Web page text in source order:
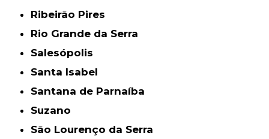
Ribeirão Pires
Rio Grande da Serra
Salesópolis
Santa Isabel
Santana de Parnaíba
Suzano
São Lourenço da Serra